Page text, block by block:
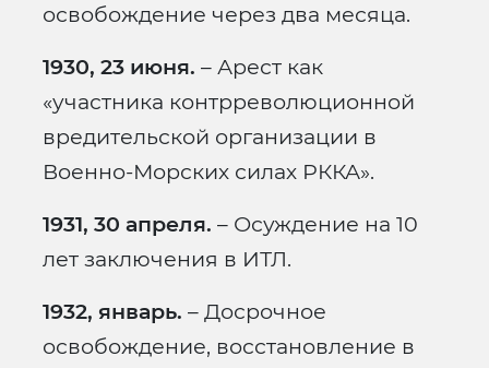
освобождение через два месяца.
1930, 23 июня. – Арест как
«участника контрреволюционной
вредительской организации в
Военно-Морских силах РККА».
1931, 30 апреля. – Осуждение на 10
лет заключения в ИТЛ.
1932, январь. – Досрочное
освобождение, восстановление в